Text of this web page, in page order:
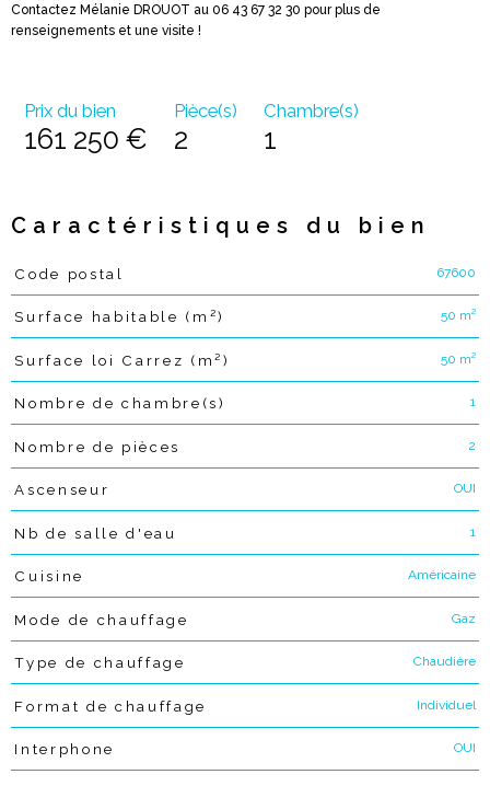
Contactez Mélanie DROUOT au 06 43 67 32 30 pour plus de
renseignements et une visite !
Prix du bien
161 250 €
Pièce(s)
2
Chambre(s)
1
Caractéristiques du bien
Caractéristiques
Code postal 67600
Surface habitable (m²) 50 m²
Surface loi Carrez (m²) 50 m²
Nombre de chambre(s) 1
Nombre de pièces 2
Ascenseur OUI
Nb de salle d'eau 1
Cuisine Américaine
Mode de chauffage Gaz
Type de chauffage Chaudière
Format de chauffage Individuel
Interphone OUI